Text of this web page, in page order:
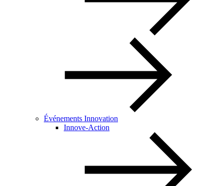
Événements Innovation
Innove-Action